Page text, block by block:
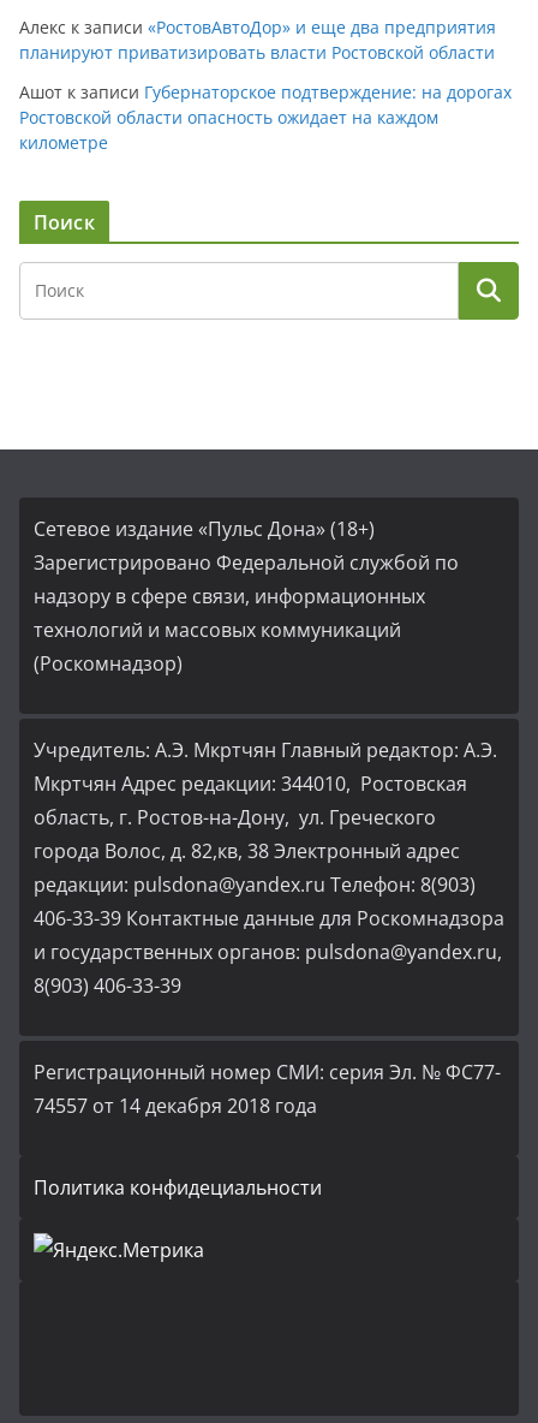
Алекс к записи «РостовАвтоДор» и еще два предприятия
планируют приватизировать власти Ростовской области
Ашот к записи Губернаторское подтверждение: на дорогах
Ростовской области опасность ожидает на каждом
километре
Поиск
Сетевое издание «Пульс Дона» (18+)
Зарегистрировано Федеральной службой по
надзору в сфере связи, информационных
технологий и массовых коммуникаций
(Роскомнадзор)
Учредитель: А.Э. Мкртчян Главный редактор: А.Э.
Мкртчян Адрес редакции: 344010, Ростовская
область, г. Ростов-на-Дону, ул. Греческого
города Волос, д. 82,кв, 38 Электронный адрес
редакции: pulsdona@yandex.ru Телефон: 8(903)
406-33-39 Контактные данные для Роскомнадзора
и государственных органов: pulsdona@yandex.ru,
8(903) 406-33-39
Регистрационный номер СМИ: серия Эл. № ФС77-
74557 от 14 декабря 2018 года
Политика конфидециальности